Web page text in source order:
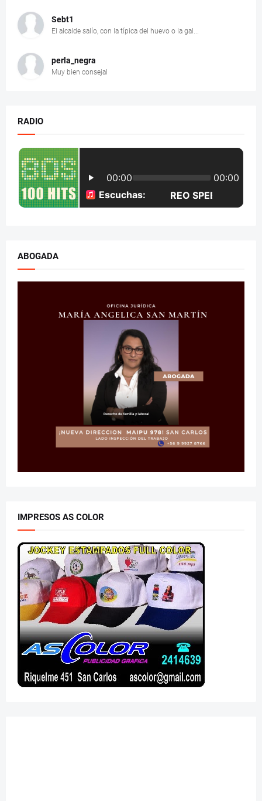
Sebt1
El alcalde salío, con la típica del huevo o la gal...
perla_negra
Muy bien consejal
RADIO
ABOGADA
IMPRESOS AS COLOR